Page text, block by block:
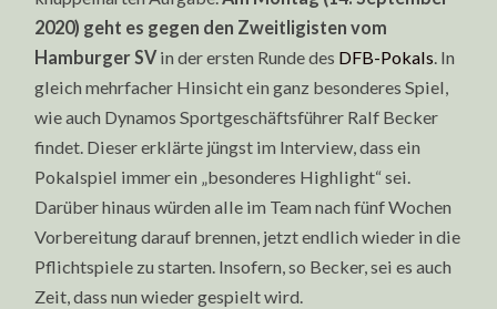
2020) geht es gegen den Zweitligisten vom
Hamburger SVin der ersten Runde des DFB-Pokals. In
gleich mehrfacher Hinsicht ein ganz besonderes Spiel,
wie auch Dynamos Sportgeschäftsführer Ralf Becker
findet. Dieser erklärte jüngst im Interview, dass ein
Pokalspiel immer ein „besonderes Highlight“ sei.
Darüber hinaus würden alle im Team nach fünf Wochen
Vorbereitung darauf brennen, jetzt endlich wieder in die
Pflichtspiele zu starten. Insofern, so Becker, sei es auch
Zeit, dass nun wieder gespielt wird.